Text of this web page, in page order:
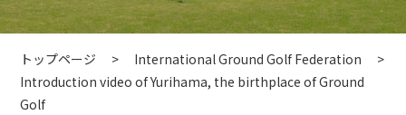
トップページ > International Ground Golf Federation
>
Introduction video of Yurihama, the birthplace of Ground
Golf